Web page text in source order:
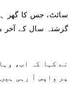
سائٹ، جس کا گھر
پر واپس آ رہی